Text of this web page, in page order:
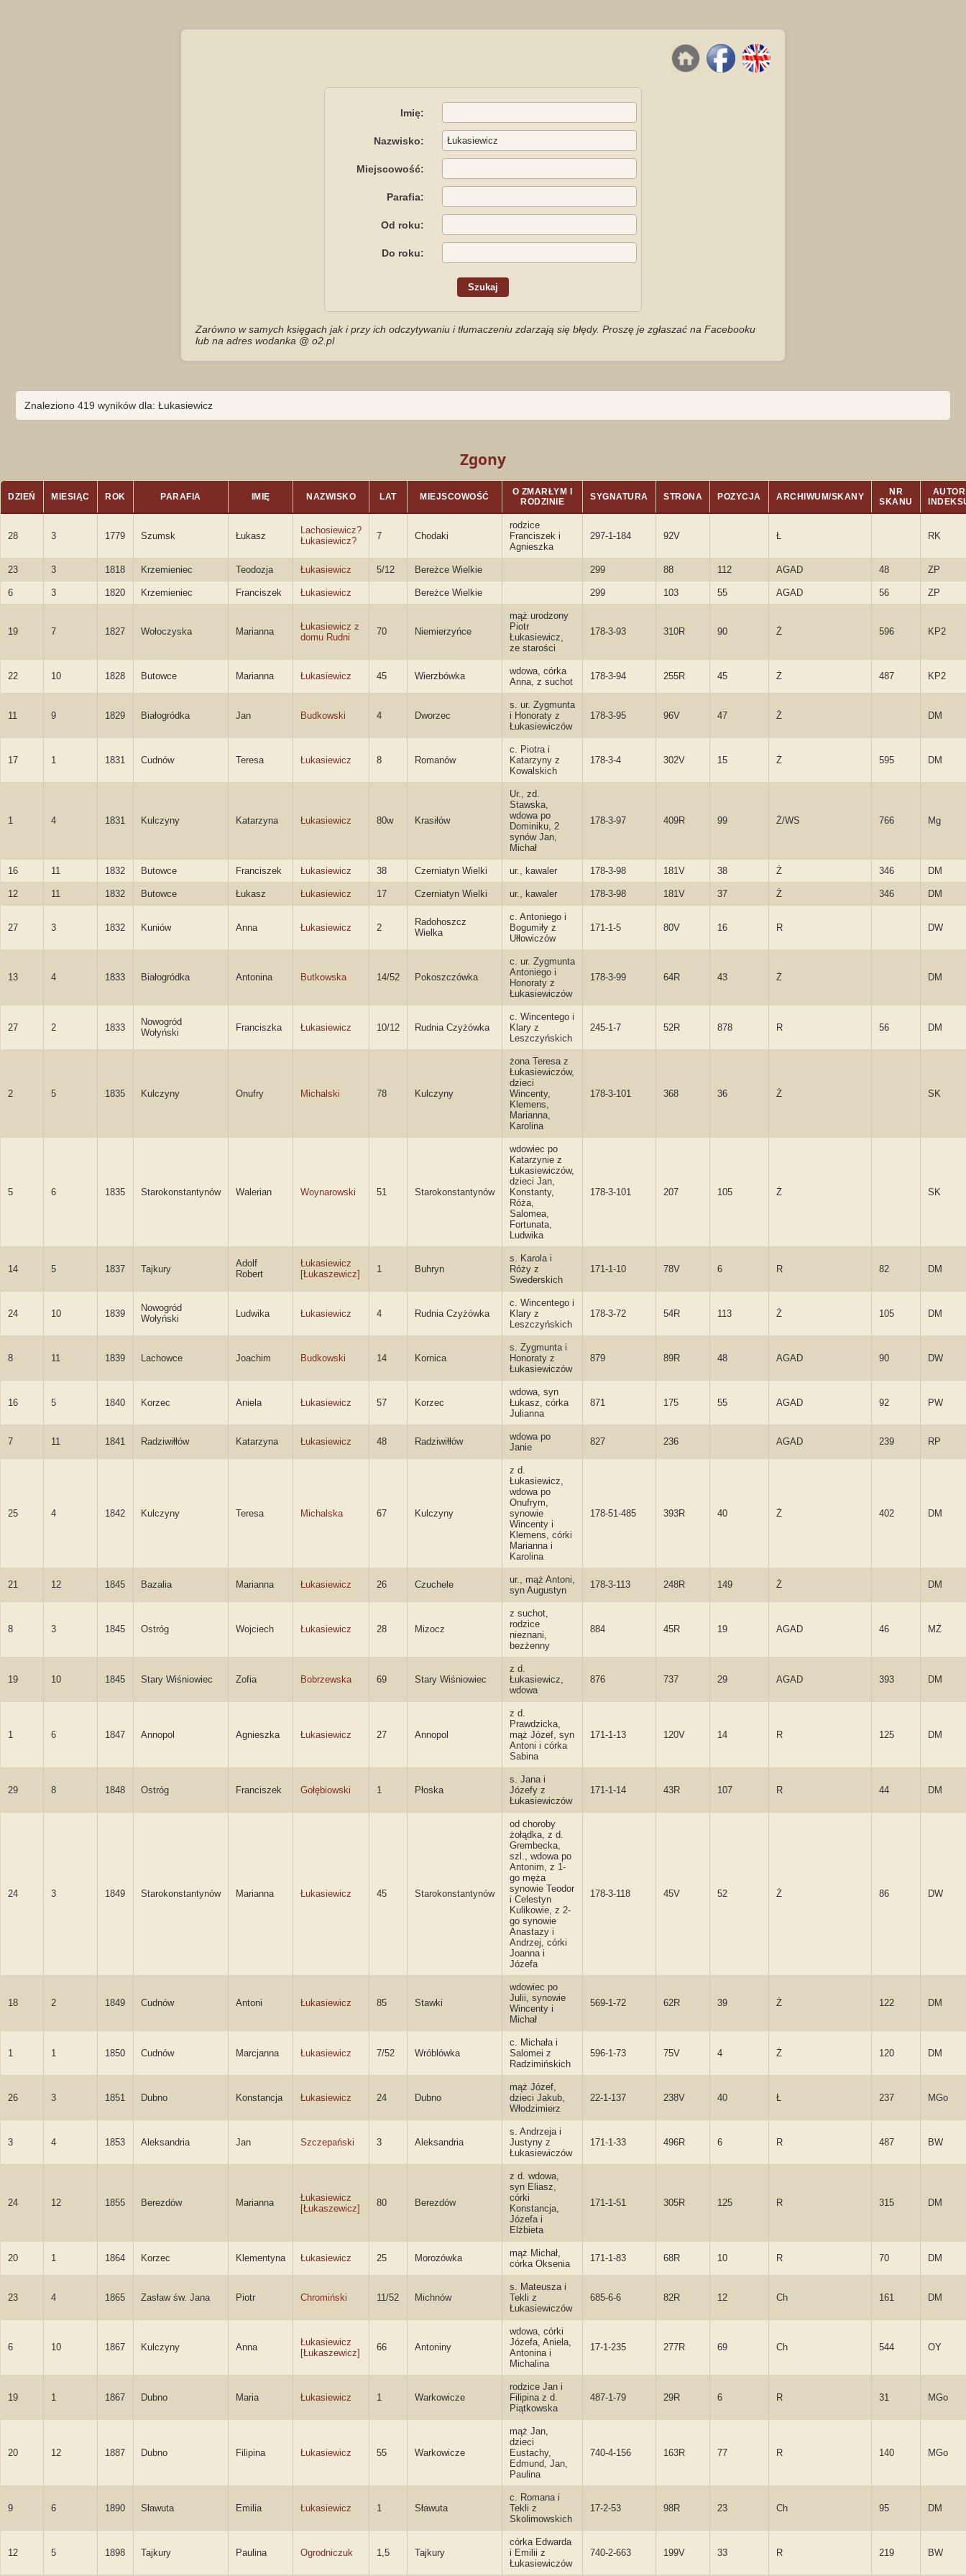
Imię:
Nazwisko:
Miejscowość:
Parafia:
Od roku:
Do roku:
Zarówno w samych księgach jak i przy ich odczytywaniu i tłumaczeniu zdarzają się błędy. Proszę je zgłaszać na Facebooku
lub na adres wodanka @ o2.pl
Znaleziono 419 wyników dla: Łukasiewicz
Zgony
DZIEŃ MIESIĄC ROK PARAFIA IMIĘ NAZWISKO LAT MIEJSCOWOŚĆ
O ZMARŁYM I
RODZINIE
SYGNATURA STRONA POZYCJA ARCHIWUM/SKANY
NR
SKANU
AUTOR
28 3 1779 Szumsk Łukasz
Lachosiewicz?
Łukasiewicz?
7 Chodaki
rodzice
Franciszek i
Agnieszka
297-1-184 92V Ł RK
23 3 1818 Krzemieniec Teodozja Łukasiewicz 5/12 Bereżce Wielkie 299 88 112 AGAD 48 ZP
6 3 1820 Krzemieniec Franciszek Łukasiewicz Bereżce Wielkie 299 103 55 AGAD 56 ZP
19 7 1827 Wołoczyska Marianna
Łukasiewicz z
domu Rudni
70 Niemierzyńce
mąż urodzony
Piotr
Łukasiewicz,
ze starości
178-3-93 310R 90 Ż 596 KP2
22 10 1828 Butowce Marianna Łukasiewicz 45 Wierzbówka
wdowa, córka
Anna, z suchot
178-3-94 255R 45 Ż 487 KP2
11 9 1829 Białogródka Jan Budkowski 4 Dworzec
s. ur. Zygmunta
i Honoraty z
Łukasiewiczów
178-3-95 96V 47 Ż DM
17 1 1831 Cudnów Teresa Łukasiewicz 8 Romanów
c. Piotra i
Katarzyny z
Kowalskich
178-3-4 302V 15 Ż 595 DM
1 4 1831 Kulczyny Katarzyna Łukasiewicz 80w Krasiłów
Ur., zd.
Stawska,
wdowa po
Dominiku, 2
synów Jan,
Michał
178-3-97 409R 99 Ż/WS 766 Mg
16 11 1832 Butowce Franciszek Łukasiewicz 38 Czerniatyn Wielki ur., kawaler 178-3-98 181V 38 Ż 346 DM
12 11 1832 Butowce Łukasz Łukasiewicz 17 Czerniatyn Wielki ur., kawaler 178-3-98 181V 37 Ż 346 DM
27 3 1832 Kuniów Anna Łukasiewicz 2
Radohoszcz
Wielka
c. Antoniego i
Bogumiły z
Ułłowiczów
171-1-5 80V 16 R DW
13 4 1833 Białogródka Antonina Butkowska 14/52 Pokoszczówka
c. ur. Zygmunta
Antoniego i
Honoraty z
Łukasiewiczów
178-3-99 64R 43 Ż DM
27 2 1833
Nowogród
Wołyński
Franciszka Łukasiewicz 10/12 Rudnia Czyżówka
c. Wincentego i
Klary z
Leszczyńskich
245-1-7 52R 878 R 56 DM
2 5 1835 Kulczyny Onufry Michalski 78 Kulczyny
żona Teresa z
Łukasiewiczów,
dzieci
Wincenty,
Klemens,
Marianna,
Karolina
178-3-101 368 36 Ż SK
5 6 1835 Starokonstantynów Walerian Woynarowski 51 Starokonstantynów
wdowiec po
Katarzynie z
Łukasiewiczów,
dzieci Jan,
Konstanty,
Róża,
Salomea,
Fortunata,
Ludwika
178-3-101 207 105 Ż SK
14 5 1837 Tajkury
Adolf
Robert
Łukasiewicz
[Łukaszewicz]
1 Buhryn
s. Karola i
Róży z
Swederskich
171-1-10 78V 6 R 82 DM
24 10 1839
Nowogród
Wołyński
Ludwika Łukasiewicz 4 Rudnia Czyżówka
c. Wincentego i
Klary z
Leszczyńskich
178-3-72 54R 113 Ż 105 DM
8 11 1839 Lachowce Joachim Budkowski 14 Kornica
s. Zygmunta i
Honoraty z
Łukasiewiczów
879 89R 48 AGAD 90 DW
16 5 1840 Korzec Aniela Łukasiewicz 57 Korzec
wdowa, syn
Łukasz, córka
Julianna
871 175 55 AGAD 92 PW
7 11 1841 Radziwiłłów Katarzyna Łukasiewicz 48 Radziwiłłów
wdowa po
Janie
827 236 AGAD 239 RP
25 4 1842 Kulczyny Teresa Michalska 67 Kulczyny
z d.
Łukasiewicz,
wdowa po
Onufrym,
synowie
Wincenty i
Klemens, córki
Marianna i
Karolina
178-51-485 393R 40 Ż 402 DM
21 12 1845 Bazalia Marianna Łukasiewicz 26 Czuchele
ur., mąż Antoni,
syn Augustyn
178-3-113 248R 149 Ż DM
8 3 1845 Ostróg Wojciech Łukasiewicz 28 Mizocz
z suchot,
rodzice
nieznani,
bezżenny
884 45R 19 AGAD 46 MŻ
19 10 1845 Stary Wiśniowiec Zofia Bobrzewska 69 Stary Wiśniowiec
z d.
Łukasiewicz,
wdowa
876 737 29 AGAD 393 DM
1 6 1847 Annopol Agnieszka Łukasiewicz 27 Annopol
z d.
Prawdzicka,
mąż Józef, syn
Antoni i córka
Sabina
171-1-13 120V 14 R 125 DM
29 8 1848 Ostróg Franciszek Gołębiowski 1 Płoska
s. Jana i
Józefy z
Łukasiewiczów
171-1-14 43R 107 R 44 DM
24 3 1849 Starokonstantynów Marianna Łukasiewicz 45 Starokonstantynów
od choroby
żołądka, z d.
Grembecka,
szl., wdowa po
Antonim, z 1-
go męża
synowie Teodor
i Celestyn
Kulikowie, z 2-
go synowie
Anastazy i
Andrzej, córki
Joanna i
Józefa
178-3-118 45V 52 Ż 86 DW
18 2 1849 Cudnów Antoni Łukasiewicz 85 Stawki
wdowiec po
Julii, synowie
Wincenty i
Michał
569-1-72 62R 39 Ż 122 DM
1 1 1850 Cudnów Marcjanna Łukasiewicz 7/52 Wróblówka
c. Michała i
Salomei z
Radzimińskich
596-1-73 75V 4 Ż 120 DM
26 3 1851 Dubno Konstancja Łukasiewicz 24 Dubno
mąż Józef,
dzieci Jakub,
Włodzimierz
22-1-137 238V 40 Ł 237 MGo
3 4 1853 Aleksandria Jan Szczepański 3 Aleksandria
s. Andrzeja i
Justyny z
Łukasiewiczów
171-1-33 496R 6 R 487 BW
24 12 1855 Berezdów Marianna
Łukasiewicz
[Łukaszewicz]
80 Berezdów
z d. wdowa,
syn Eliasz,
córki
Konstancja,
Józefa i
Elżbieta
171-1-51 305R 125 R 315 DM
20 1 1864 Korzec Klementyna Łukasiewicz 25 Morozówka
mąż Michał,
córka Oksenia
171-1-83 68R 10 R 70 DM
23 4 1865 Zasław św. Jana Piotr Chromiński 11/52 Michnów
s. Mateusza i
Tekli z
Łukasiewiczów
685-6-6 82R 12 Ch 161 DM
6 10 1867 Kulczyny Anna
Łukasiewicz
[Łukaszewicz]
66 Antoniny
wdowa, córki
Józefa, Aniela,
Antonina i
Michalina
17-1-235 277R 69 Ch 544 OY
19 1 1867 Dubno Maria Łukasiewicz 1 Warkowicze
rodzice Jan i
Filipina z d.
Piątkowska
487-1-79 29R 6 R 31 MGo
20 12 1887 Dubno Filipina Łukasiewicz 55 Warkowicze
mąż Jan,
dzieci
Eustachy,
Edmund, Jan,
Paulina
740-4-156 163R 77 R 140 MGo
9 6 1890 Sławuta Emilia Łukasiewicz 1 Sławuta
c. Romana i
Tekli z
Skolimowskich
17-2-53 98R 23 Ch 95 DM
12 5 1898 Tajkury Paulina Ogrodniczuk 1,5 Tajkury
córka Edwarda
i Emilii z
Łukasiewiczów
740-2-663 199V 33 R 219 BW